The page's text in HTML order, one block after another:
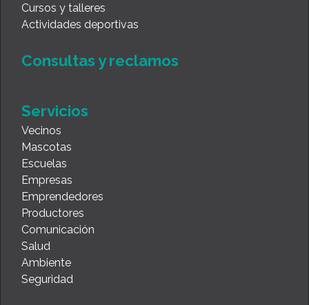
Cursos y talleres
Actividades deportivas
Consultas y reclamos
Servicios
Vecinos
Mascotas
Escuelas
Empresas
Emprendedores
Productores
Comunicación
Salud
Ambiente
Seguridad